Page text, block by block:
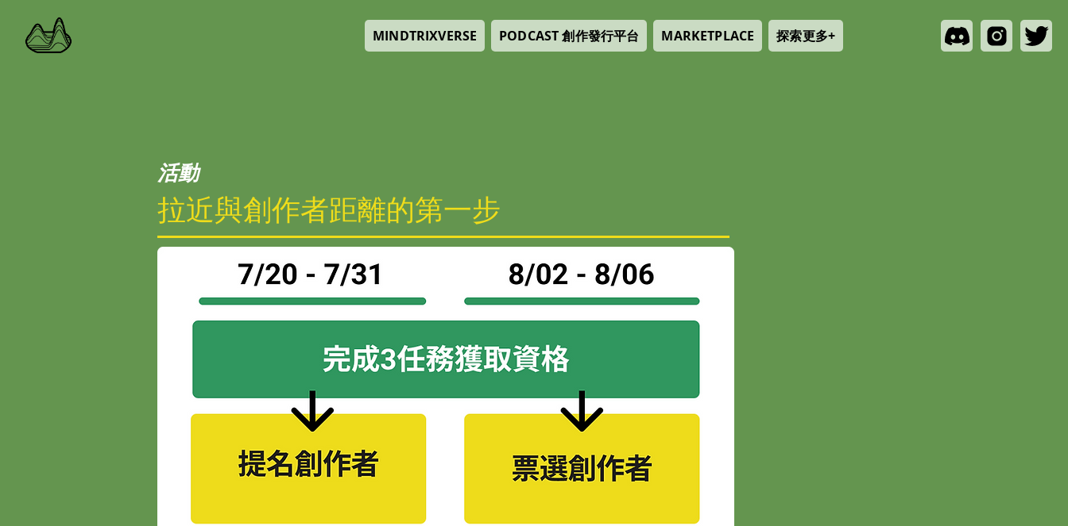
MINDTRIXVERSE PODCAST 創作發行平台 MARKETPLACE 探索更多+
活動
拉近與創作者距離的第一步